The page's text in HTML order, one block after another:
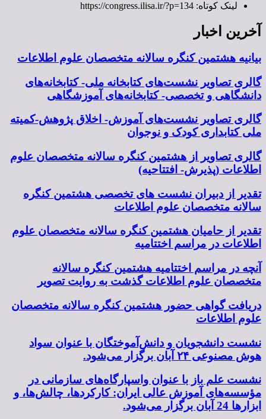
لینک کوتاه: https://congress.ilisa.ir/?p=134
آخرین اخبار
بیانیه هشتمین کنگره سالانه متخصصان علوم اطلاعات
گالری تصاویر نشست‌های کتابخانه ملی- کتابخانه‌های
دانشگاهی و تخصصی- کتابخانه‌های آموزشگاهی
گالری تصاویر نشست‌های آموزش- اخلاق پژوهش-کمیته
ملی کتابداری کودک و نوجوان
گالری تصاویر از هشتمین کنگره سالانه متخصصان علوم
اطلاعات (پذیرش- افتتاحیه)
تقدیر از دبیران نشست های تخصصی هشتمین کنگره
سالانه متخصصان علوم اطلاعات
تقدیر از حامیان هشتمین کنگره سالانه متخصصان علوم
اطلاعات در مراسم اختتامیه
آنچه در مراسم اختتامیه هشتمین کنگره سالانه
متخصصان علوم اطلاعات گذشت به روایت تصویر
دریافت گواهی حضور هشتمین کنگره سالانه متخصصان
علوم اطلاعات
نشست دانشجویان و دانش‌آموختگان با عنوان سواد
هوش مصنوعی ۲۴ آبان برگزار می‌شود.
نشست علم باز با عنوان واسپارگاه‌های سازمانی در
مؤسسه‌های آموزش عالی ایران: کارکردها، چالش‌ها، و
ابزارها 24 آبان برگزار می‌شود.